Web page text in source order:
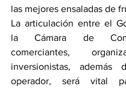
las mejores ensaladas de
La articulación entre el
la Cámara de
comerciantes,
inversionistas,
operador, será vital